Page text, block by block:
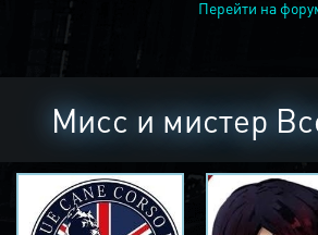
Перейти на
Мисс и мистер